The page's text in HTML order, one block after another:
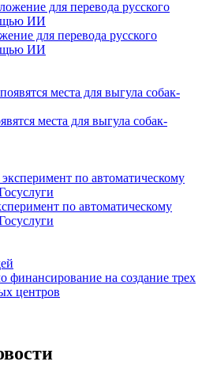
для перевода русского
ИИ
места для выгула собак-
по автоматическому
финансирование на создание трех
центров